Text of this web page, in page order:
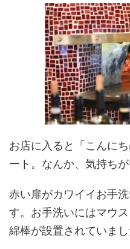
お店に入ると「こんに
ート。なんか、気持ちが
赤い扉がカワイイお手
す。お手洗いにはマウ
綿棒が設置されていまし